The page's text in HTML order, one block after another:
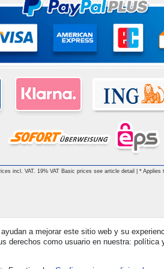
incl. VAT. 19% VAT Basic prices see article detail | * Applies
a mejorar este sitio web y su
derechos como usuario en nuestra: política